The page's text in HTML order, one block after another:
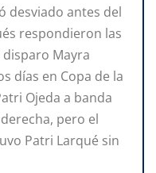
desviado antes del
respondieron las
Mayra
días en Copa de la
Ojeda a banda
pero el
Patri Larqué sin